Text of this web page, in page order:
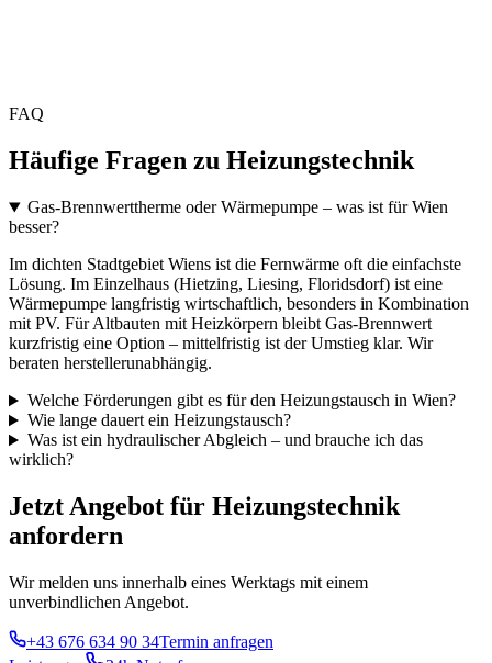
FAQ
Häufige Fragen zu Heizungstechnik
Gas-Brennwerttherme oder Wärmepumpe – was ist für Wien
besser?
Im dichten Stadtgebiet Wiens ist die Fernwärme oft die einfachste
Lösung. Im Einzelhaus (Hietzing, Liesing, Floridsdorf) ist eine
Wärmepumpe langfristig wirtschaftlich, besonders in Kombination
mit PV. Für Altbauten mit Heizkörpern bleibt Gas-Brennwert
kurzfristig eine Option – mittelfristig ist der Umstieg klar. Wir
beraten herstellerunabhängig.
Welche Förderungen gibt es für den Heizungstausch in Wien?
Wie lange dauert ein Heizungstausch?
Was ist ein hydraulischer Abgleich – und brauche ich das
wirklich?
Jetzt Angebot für Heizungstechnik
anfordern
Wir melden uns innerhalb eines Werktags mit einem
unverbindlichen Angebot.
+43 676 634 90 34Termin anfragen